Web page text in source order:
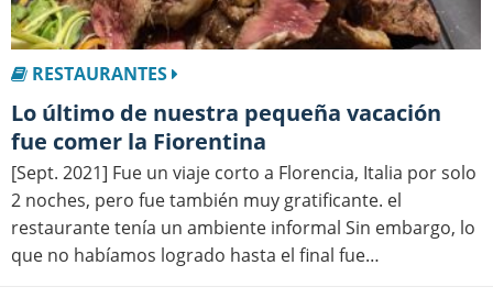
RESTAURANTES
Lo último de nuestra pequeña vacación
fue comer la Fiorentina
[Sept. 2021] Fue un viaje corto a Florencia, Italia por solo
2 noches, pero fue también muy gratificante. el
restaurante tenía un ambiente informal Sin embargo, lo
que no habíamos logrado hasta el final fue…